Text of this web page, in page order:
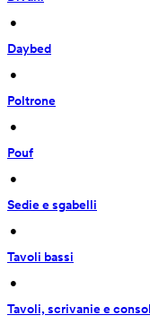
•
Daybed
•
Poltrone
•
Pouf
•
Sedie e sgabelli
•
Tavoli bassi
•
Tavoli, scrivanie e